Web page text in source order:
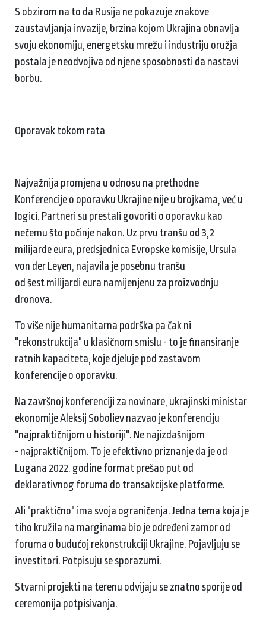
S obzirom na to da Rusija ne pokazuje znakove
zaustavljanja invazije, brzina kojom Ukrajina obnavlja
svoju ekonomiju, energetsku mrežu i industriju oružja
postala je neodvojiva od njene sposobnosti da nastavi
borbu.
Oporavak tokom rata
Najvažnija promjena u odnosu na prethodne
Konferencije o oporavku Ukrajine nije u brojkama, već u
logici. Partneri su prestali govoriti o oporavku kao
nečemu što počinje nakon. Uz prvu tranšu od 3,2
milijarde eura, predsjednica Evropske komisije, Ursula
von der Leyen, najavila je posebnu tranšu
od šest milijardi eura namijenjenu za proizvodnju
dronova.
To više nije humanitarna podrška pa čak ni
"rekonstrukcija" u klasičnom smislu - to je finansiranje
ratnih kapaciteta, koje djeluje pod zastavom
konferencije o oporavku.
Na završnoj konferenciji za novinare, ukrajinski ministar
ekonomije Aleksij Soboliev nazvao je konferenciju
"najpraktičnijom u historiji". Ne najizdašnijom
- najpraktičnijom. To je efektivno priznanje da je od
Lugana 2022. godine format prešao put od
deklarativnog foruma do transakcijske platforme.
Ali "praktično" ima svoja ograničenja. Jedna tema koja je
tiho kružila na marginama bio je određeni zamor od
foruma o budućoj rekonstrukciji Ukrajine. Pojavljuju se
investitori. Potpisuju se sporazumi.
Stvarni projekti na terenu odvijaju se znatno sporije od
ceremonija potpisivanja.